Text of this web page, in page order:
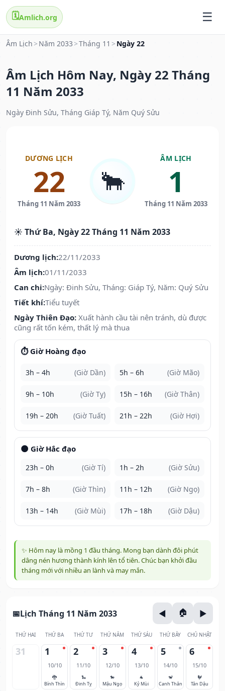
🗓️Amlich.org
Âm Lịch > Năm 2033 >Tháng 11 > Ngày 22
Âm Lịch Hôm Nay, Ngày 22 Tháng
11 Năm 2033
Ngày Đinh Sửu, Tháng Giáp Tý, Năm Quý Sửu
DƯƠNG LỊCH
22
Tháng 11 Năm 2033
🐂
ÂM LỊCH
1
Tháng 11 Năm 2033
☀️ Thứ Ba, Ngày 22 Tháng 11 Năm 2033
Dương lịch:22/11/2033
Âm lịch:01/11/2033
Can chi:Ngày: Đinh Sửu, Tháng: Giáp Tý, Năm: Quý Sửu
Tiết khí:Tiểu tuyết
Ngày Thiên Đạo: Xuất hành cầu tài nên tránh, dù được
cũng rất tốn kém, thất lý mà thua
⏱️ Giờ Hoàng đạo
3h – 4h (Giờ Dần) 5h – 6h (Giờ Mão)
9h – 10h (Giờ Tỵ) 15h – 16h (Giờ Thân)
19h – 20h (Giờ Tuất) 21h – 22h (Giờ Hợi)
🌑 Giờ Hắc đạo
23h – 0h (Giờ Tí) 1h – 2h (Giờ Sửu)
7h – 8h (Giờ Thìn) 11h – 12h (Giờ Ngọ)
13h – 14h (Giờ Mùi) 17h – 18h (Giờ Dậu)
✨ Hôm nay là mồng 1 đầu tháng. Mong bạn dành đôi phút
dâng nén hương thành kính lên tổ tiên. Chúc bạn khởi đầu
tháng mới với nhiều an lành và may mắn.
Lịch Tháng 11 Năm 2033
THỨ HAI THỨ BA THỨ TƯ THỨ NĂM THỨ SÁU THỨ BẢY CHỦ NHẬT
31 1
10/10
🐉
Bính Thìn
2
11/10
🐍
Đinh Tỵ
3
12/10
🐎
Mậu Ngọ
4
13/10
🐐
Kỷ Mùi
5
14/10
🐒
Canh Thân
6
15/10
🐓
Tân Dậu